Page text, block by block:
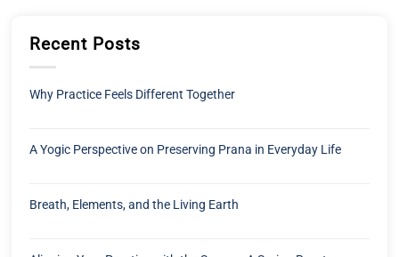
Recent Posts
Why Practice Feels Different Together
A Yogic Perspective on Preserving Prana in Everyday Life
Breath, Elements, and the Living Earth